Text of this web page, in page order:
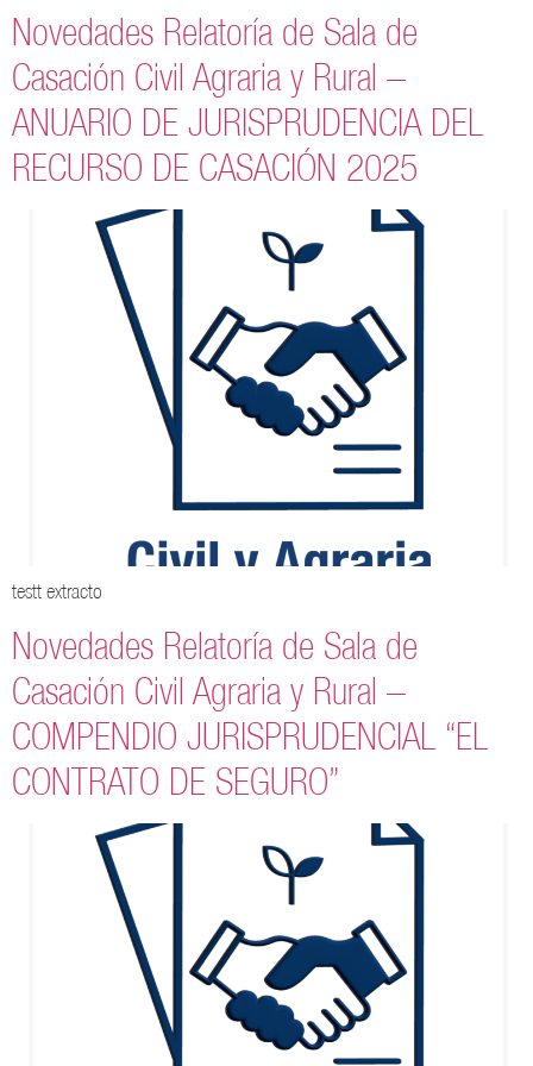
Novedades Relatoría de Sala de
Casación Civil Agraria y Rural –
ANUARIO DE JURISPRUDENCIA DEL
RECURSO DE CASACIÓN 2025
testt extracto
Novedades Relatoría de Sala de
Casación Civil Agraria y Rural –
COMPENDIO JURISPRUDENCIAL “EL
CONTRATO DE SEGURO”